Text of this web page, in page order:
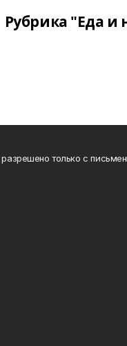
Рубрика "Еда и
только с